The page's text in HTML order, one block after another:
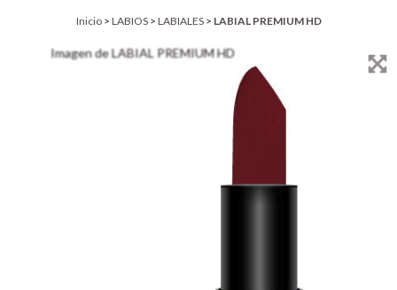
Inicio > LABIOS > LABIALES > LABIAL PREMIUM HD